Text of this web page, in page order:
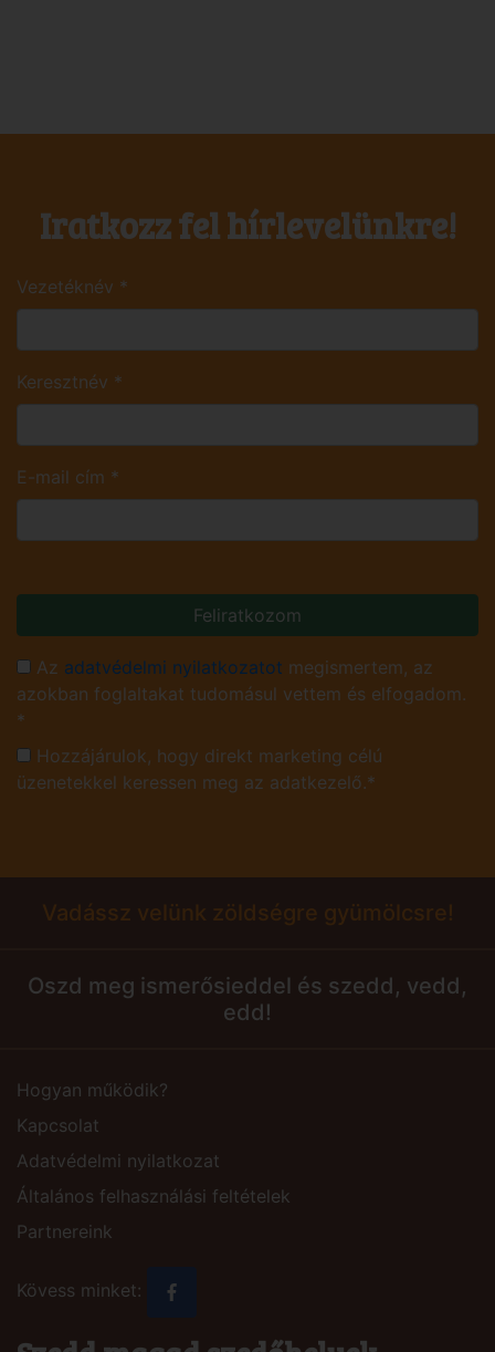
Iratkozz fel hírlevelünkre!
Vezetéknév *
Keresztnév *
E-mail cím *
Feliratkozom
Az adatvédelmi nyilatkozatot megismertem, az
azokban foglaltakat tudomásul vettem és elfogadom.
*
Hozzájárulok, hogy direkt marketing célú
üzenetekkel keressen meg az adatkezelő.*
Vadássz velünk zöldségre gyümölcsre!
Oszd meg ismerősieddel és szedd, vedd,
edd!
Hogyan működik?
Kapcsolat
Adatvédelmi nyilatkozat
Általános felhasználási feltételek
Partnereink
Kövess minket: